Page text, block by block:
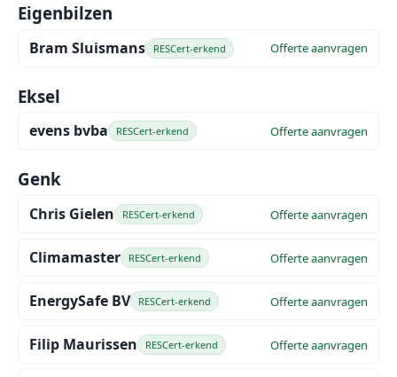
Eigenbilzen
Bram Sluismans RESCert-erkend Offerte aanvragen
Eksel
evens bvba RESCert-erkend Offerte aanvragen
Genk
Chris Gielen RESCert-erkend Offerte aanvragen
Climamaster RESCert-erkend Offerte aanvragen
EnergySafe BV RESCert-erkend Offerte aanvragen
Filip Maurissen RESCert-erkend Offerte aanvragen